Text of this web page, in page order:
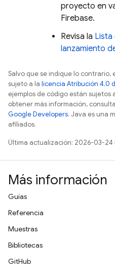
proyecto en
Firebase.
Revisa la Lista
lanzamiento
Salvo que se indique lo
sujeto a la licencia Atribución 4.0
ejemplos de código están sujetos
obtener más información,
Google Developers. Java es una
afiliados.
Última actualización: 2026-03-24
Más información
Guías
Referencia
Muestras
Bibliotecas
GitHub